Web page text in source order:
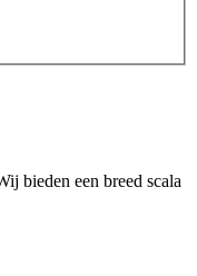
bieden een breed scala